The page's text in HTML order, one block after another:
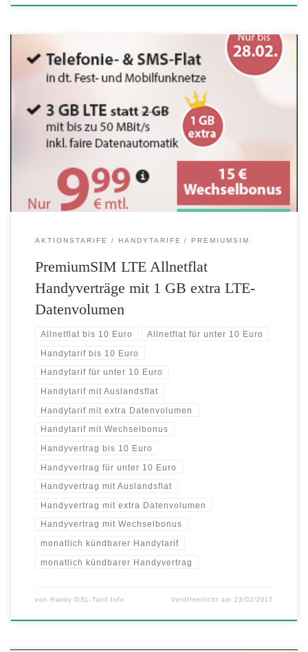
Handytarife mit EU Auslandsflat schon für 9,99 Euro 3 GB bzw. 4 GB
LTE-Highspeed Datenvolumen Telefonie- und SMS-Flat in alle
deutschen Netze (Festnetz und Handynetze) EU-Ausland Roaming-
Paket mit Telefonie-Flat und 1 GB Daten Anschlusspreis nur 9,99 Euro
AKTIONSTARIFE HANDYTARIFE PREMIUMSIM
PremiumSIM LTE Allnetflat
Handyverträge mit 1 GB extra LTE-
Datenvolumen
Allnetflat bis 10 Euro Allnetflat für unter 10 Euro
Handytarif bis 10 Euro
Handytarif für unter 10 Euro
Handytarif mit Auslandsflat
Handytarif mit extra Datenvolumen
Handytarif mit Wechselbonus
Handyvertrag bis 10 Euro
Handyvertrag für unter 10 Euro
Handyvertrag mit Auslandsflat
Handyvertrag mit extra Datenvolumen
Handyvertrag mit Wechselbonus
monatlich kündbarer Handytarif
monatlich kündbarer Handyvertrag
von Handy-DSL-Tarif.Info Veröffentlicht am 23/02/2017